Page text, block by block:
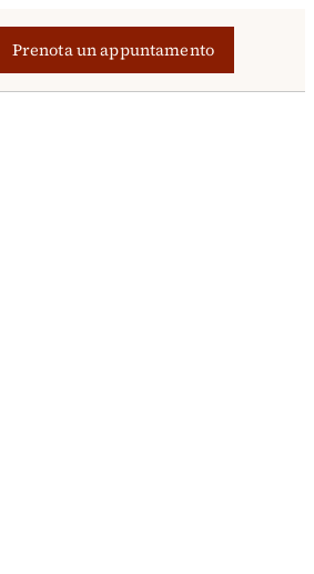
Prenota un appuntamento